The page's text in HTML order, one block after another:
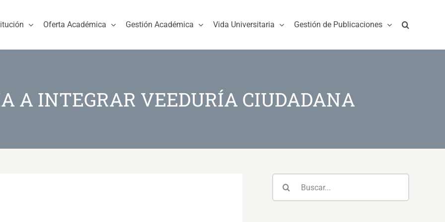
Oferta Académica Gestión Académica Vida Universitaria Gestión de Publicaciones
A INTEGRAR VEEDURÍA CIUDADANA